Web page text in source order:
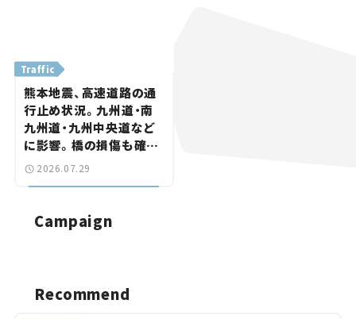
Traffic
熊本地震、高速道路の通
行止め状況。九州道・南
九州道・九州中央道など
に影響。橋の損傷も確認
【道路のニュース】
2026.07.29
Campaign
Recommend